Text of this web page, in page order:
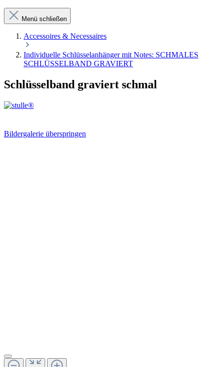
Menü schließen
Accessoires & Necessaires
Individuelle Schlüsselanhänger mit Notes: SCHMALES
SCHLÜSSELBAND GRAVIERT
Schlüsselband graviert schmal
Bildergalerie überspringen